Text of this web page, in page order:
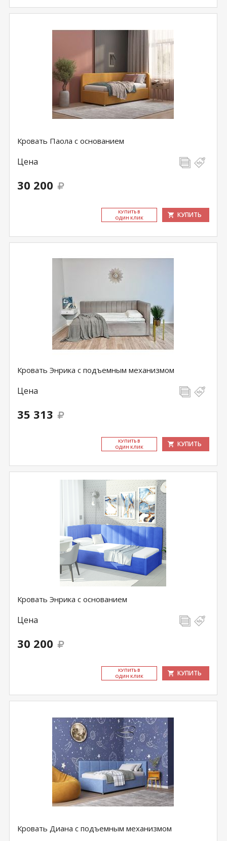
Кровать Паола с основанием
Цена
30 200
КУ­ПИТЬ В
ОДИН КЛИК
КУПИТЬ
Кровать Энрика с подъемным механизмом
Цена
35 313
КУ­ПИТЬ В
ОДИН КЛИК
КУПИТЬ
Кровать Энрика с основанием
Цена
30 200
КУ­ПИТЬ В
ОДИН КЛИК
КУПИТЬ
Кровать Диана с подъемным механизмом